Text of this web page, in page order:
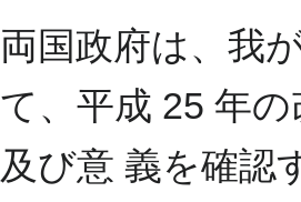
両国政府は、我
て、平成 25 年
及び意 義を確認